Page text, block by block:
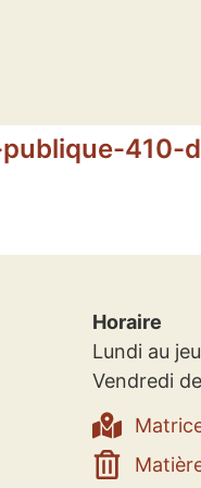
410-
Horaire
Lundi au
Vendredi